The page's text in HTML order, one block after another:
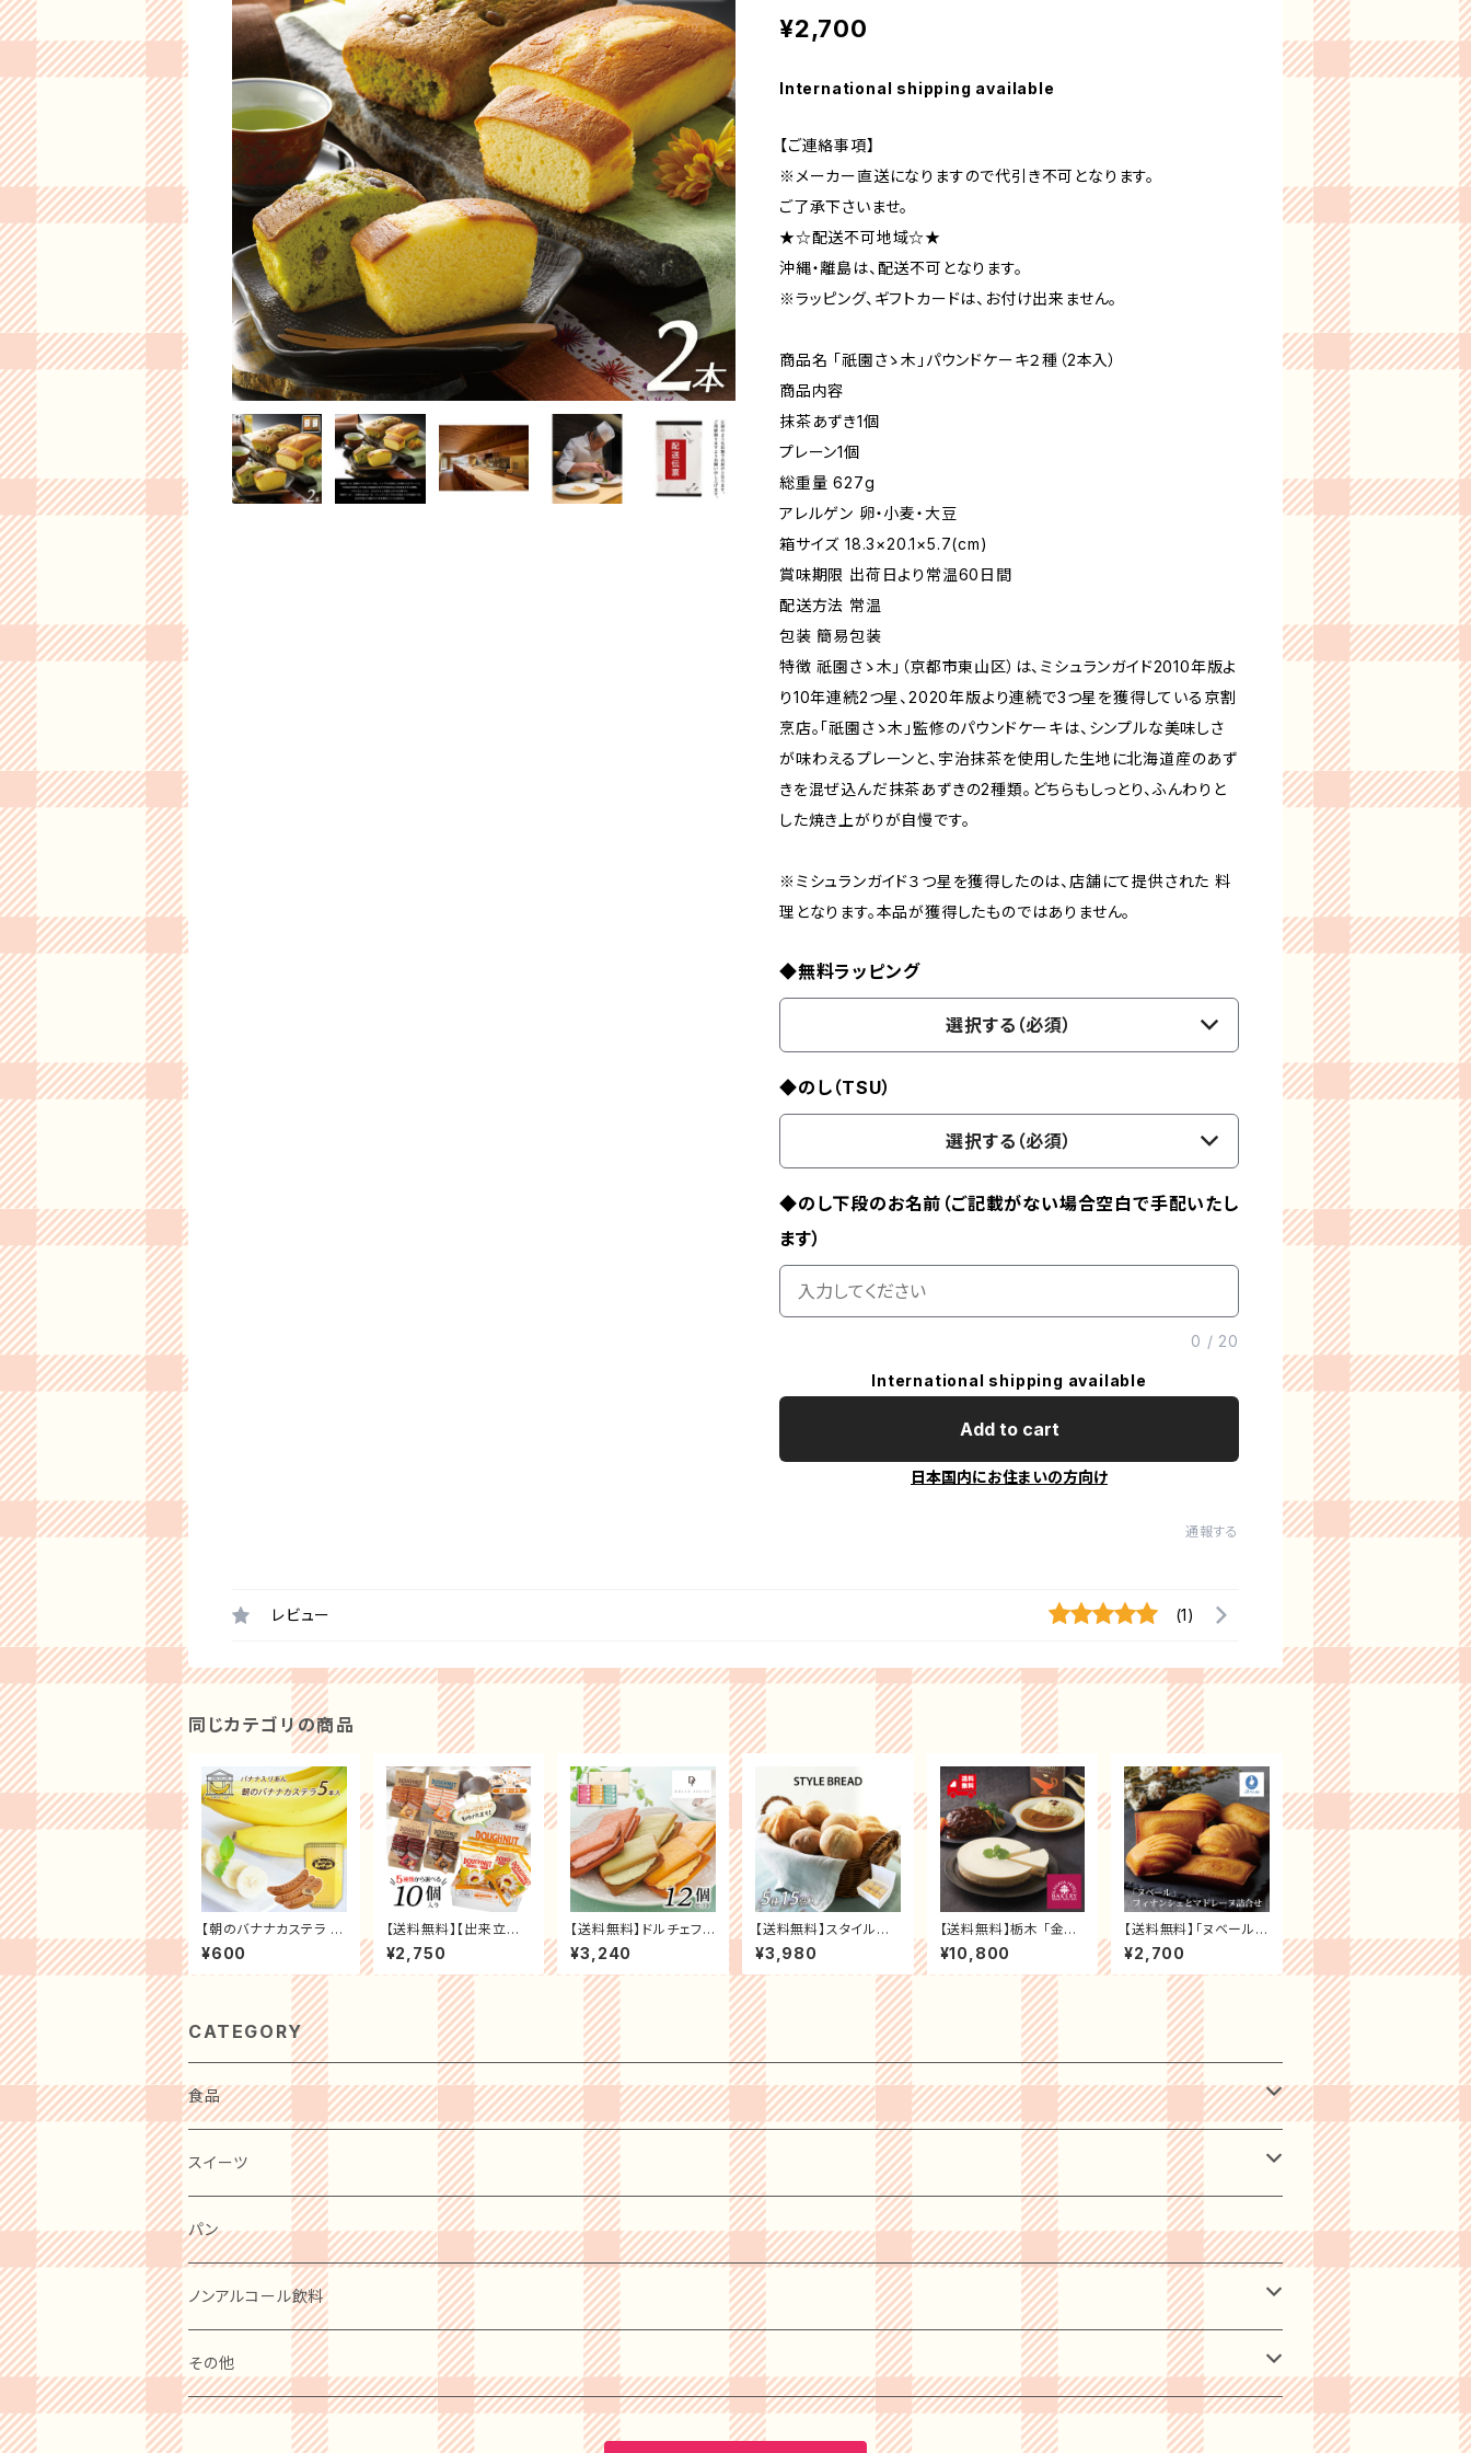
¥2,700
International shipping available
【ご連絡事項】
※メーカー直送になりますので代引き不可となります。
ご了承下さいませ。
★☆配送不可地域☆★
沖縄・離島は、配送不可となります。
※ラッピング、ギフトカードは、お付け出来ません。
商品名 「祇園さゝ木」パウンドケーキ２種（2本入）
商品内容
抹茶あずき1個
プレーン1個
総重量 627g
アレルゲン 卵・小麦・大豆
箱サイズ 18.3×20.1×5.7(cm)
賞味期限 出荷日より常温60日間
配送方法 常温
包装 簡易包装
特徴 祇園さゝ木」（京都市東山区）は、ミシュランガイド2010年版よ
り10年連続2つ星、2020年版より連続で3つ星を獲得している京割
烹店。「祇園さゝ木」監修のパウンドケーキは、シンプルな美味しさ
が味わえるプレーンと、宇治抹茶を使用した生地に北海道産のあず
きを混ぜ込んだ抹茶あずきの2種類。どちらもしっとり、ふんわりと
した焼き上がりが自慢です。
※ミシュランガイド３つ星を獲得したのは、店舗にて提供された 料
理となります。本品が獲得したものではありません。
◆無料ラッピング
選択する（必須）
◆のし（TSU）
選択する（必須）
◆のし下段のお名前（ご記載がない場合空白で手配いたし
ます）
0 / 20
International shipping available
Add to cart
日本国内にお住まいの方向け
通報する
レビュー (1)
同じカテゴリの商品
【朝のバナナカステラ 5
本 かわいいギフトボック
ス入り】 バナナピューレ
入り白餡 バナナ カステ
ラ 洋菓子 カステラ お菓
子 おやつ スイーツ ギフ
ト 誕生日 プレゼント 贈
り物 お祝い お礼 リマ
¥600
【送料無料】【出来立て
の味フローズン ドーナ
ツ】単品10個セット ポン
デドーナツ チョコ ホワ
イトグレーズ きなこチョ
コ ザクザククルーラー
ハニーバター オールド
ファッションチョコ まと
め買い 手土産 お祝い
贈り物 お礼 ギフト
¥2,750
【送料無料】ドルチェフェ
リーチェ フルーツクリ
ームサンド お祝い お礼
贈り物 誕生日 記念日
スイーツ ギフト プレゼ
ント お取り寄せ
¥3,240
【送料無料】スタイルブ
レッド 冷凍パン ギフト
セット 5種 (15個入) パ
ン 詰め合わせ セット 食
べ比べ
¥3,980
【送料無料】栃木 「金谷
ホテルベーカリー」 オリ
ジナルセット3種セット
金谷ホテルＢ グルメ ギ
フト プレゼント お祝い
内祝 お礼 贈り物 誕生
¥10,800
【送料無料】「ヌベール」
フィナンシェとマドレー
ヌ詰合せ ブライダル 贈
り物 記念日 お祝い ギ
フト プレゼント
¥2,700
CATEGORY
食品
肉・肉加工品
惣菜・レトルト・冷凍
麺類
卵・チーズ・乳製品
水産物・水産加工品
スイーツ
洋菓子
ケーキ
クッキー
プリン
和菓子
パン
ノンアルコール飲料
ビール
その他